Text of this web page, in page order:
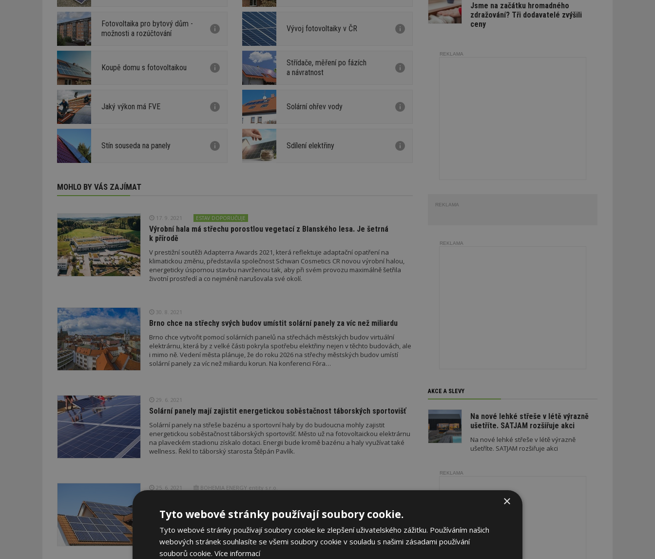
Fotovoltaika pro bytový dům -
možnosti a rozúčtování
Vývoj fotovoltaiky v ČR
Koupě domu s fotovoltaikou
Střídače, měření po fázích
a návratnost
Jaký výkon má FVE Solární ohřev vody
Stín souseda na panely Sdílení elektřiny
MOHLO BY VÁS ZAJÍMAT
17. 9. 2021 ESTAV DOPORUČUJE
Výrobní hala má střechu porostlou vegetací z Blanského lesa. Je šetrná
k přírodě
V prestižní soutěži Adapterra Awards 2021, která reflektuje adaptační opatření na
klimatickou změnu, představila společnost Schwan Cosmetics CR novou výrobní halou,
energeticky úspornou stavbu navrženou tak, aby při svém provozu maximálně šetřila
životní prostředí a co nejméně narušovala své okolí.
30. 8. 2021
Brno chce na střechy svých budov umístit solární panely za víc než miliardu
Brno chce vytvořit pomocí solárních panelů na střechách městských budov virtuální
elektrárnu, která by z velké části pokryla spotřebu elektřiny nejen v těchto budovách, ale
i mimo ně. Vedení města plánuje, že do roku 2026 na střechy městských budov umístí
solární panely za víc než miliardu korun. Na konferenci Fóra…
29. 6. 2021
Solární panely mají zajistit energetickou soběstačnost táborských sportovišť
Solární panely na střeše bazénu a sportovní haly by do budoucna mohly zajistit
energetickou soběstačnost táborských sportovišť. Město už na fotovoltaickou elektrárnu
na plaveckém stadionu získalo dotaci. Energii bude kromě bazénu a haly využívat také
wellness. Řekl to táborský starosta Štěpán Pavlík.
25. 6. 2021 BOHEMIA ENERGY entity s.r.o.
První firmou na trhu, která nabídla možnost výkupu přebytků z malých fotovoltaických
elektráren, byla Bohemia Energy, a to skrze produkt Bonus S-Power. V rámci skupiny pak
řešení na stoprocentní využití přebytků postupně rozšířila i pro zákazníky X Energie
a Europe Easy Energy (produkt eVýkup).
Jsme na začátku hromadného
zdražování? Tři dodavatelé zvýšili
ceny
REKLAMA
REKLAMA
REKLAMA
AKCE A SLEVY
Na nové lehké střeše v létě výrazně
ušetříte. SATJAM rozšiřuje akci
Na nové lehké střeše v létě výrazně
ušetříte. SATJAM rozšiřuje akci
REKLAMA
×
Tyto webové stránky používají soubory cookie.
Tyto webové stránky používají soubory cookie ke zlepšení uživatelského zážitku. Používáním našich
webových stránek souhlasíte se všemi soubory cookie v souladu s našimi zásadami používání
souborů cookie. Více informací